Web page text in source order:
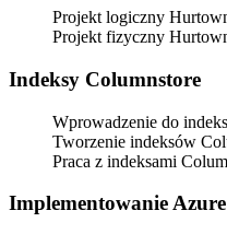
Projekt logiczny
Projekt fizyczny
Indeksy Columnstore
Wprowadzenie do
Tworzenie indeksów
Praca z indeksami
Implementowanie